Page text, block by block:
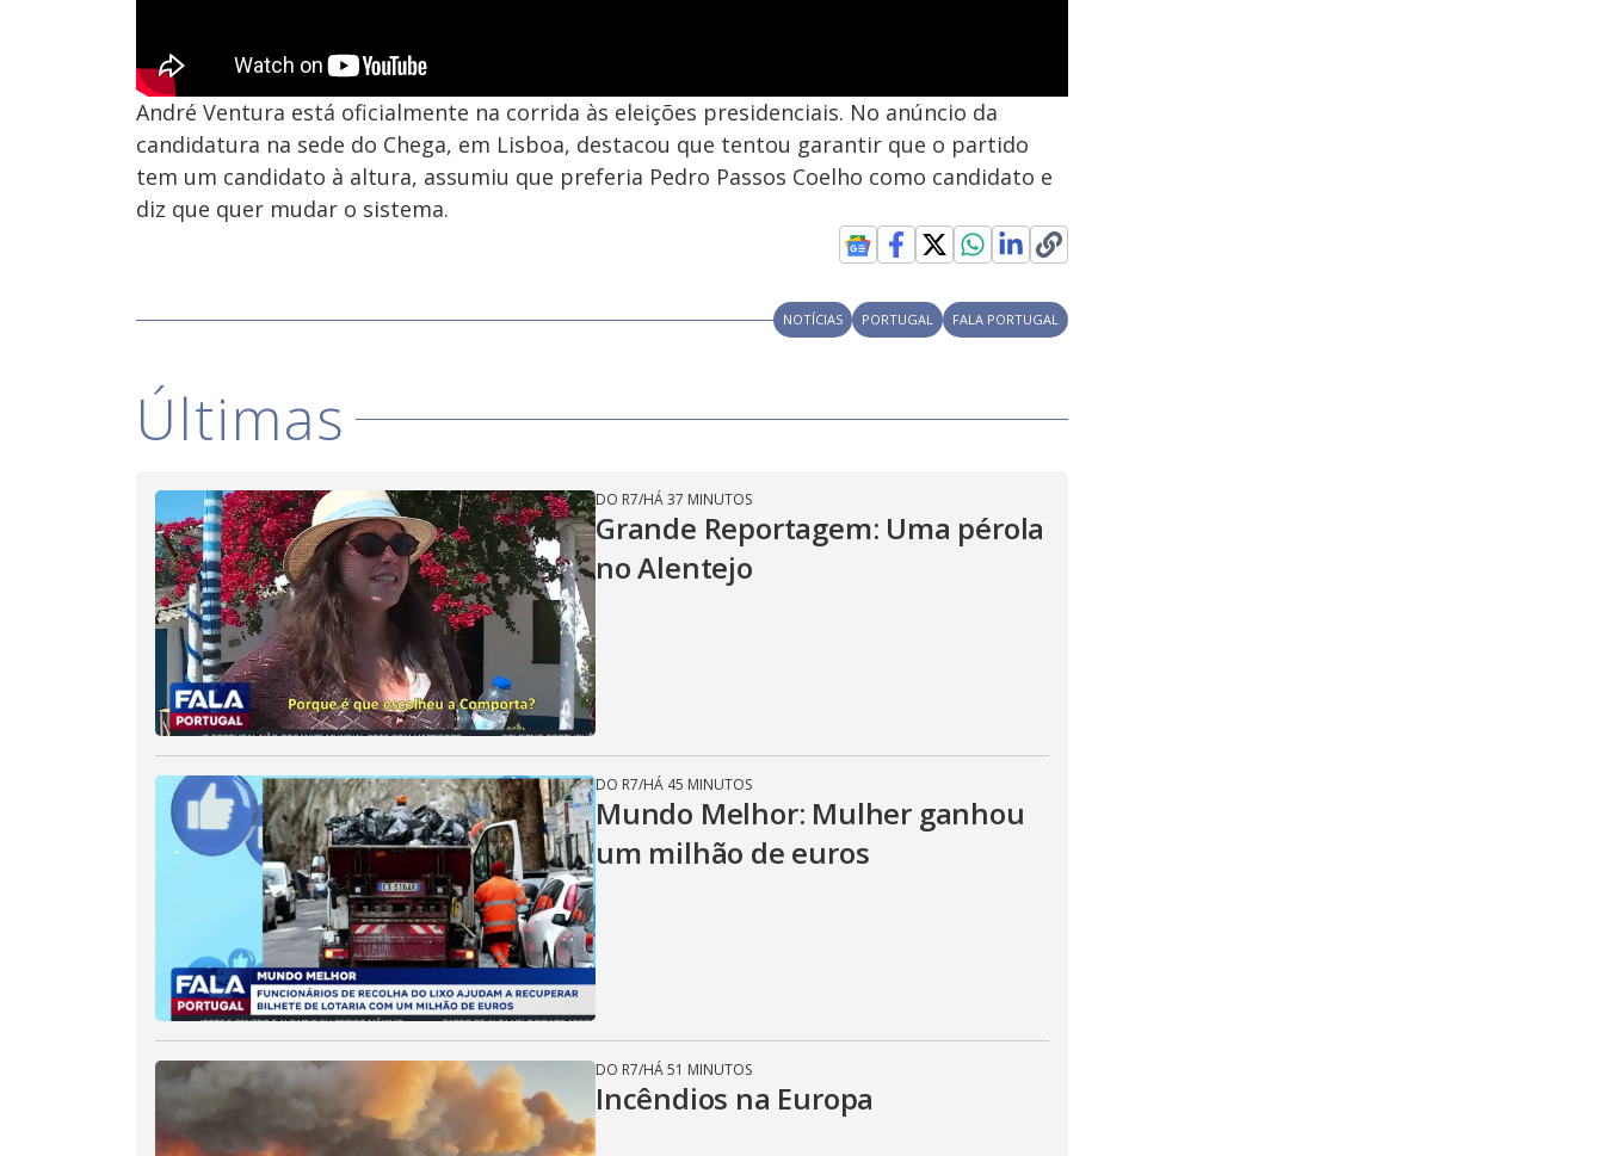
André Ventura está oficialmente na corrida às eleições presidenciais. No anúncio da
candidatura na sede do Chega, em Lisboa, destacou que tentou garantir que o partido
tem um candidato à altura, assumiu que preferia Pedro Passos Coelho como candidato e
diz que quer mudar o sistema.
NOTÍCIAS PORTUGAL FALA PORTUGAL
Últimas
DO R7/HÁ 37 MINUTOS
Grande Reportagem: Uma pérola
no Alentejo
DO R7/HÁ 45 MINUTOS
Mundo Melhor: Mulher ganhou
um milhão de euros
DO R7/HÁ 51 MINUTOS
Incêndios na Europa